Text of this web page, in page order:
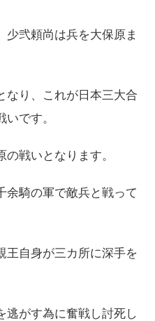
少弐頼尚は兵を大保原ま
なり、これが日本三大合
です。
戦いとなります。
余騎の軍で敵兵と戦って
王自身が三カ所に深手を
逃がす為に奮戦し討死し